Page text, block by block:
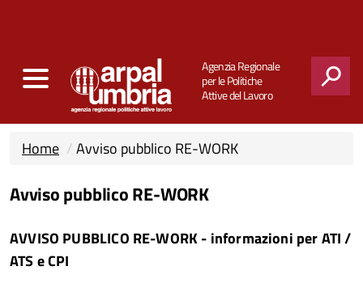
Agenzia Regionale
per le Politiche
Attive del Lavoro
Home Avviso pubblico RE-WORK
Avviso pubblico RE-WORK
AVVISO PUBBLICO RE-WORK - informazioni per ATI /
ATS e CPI